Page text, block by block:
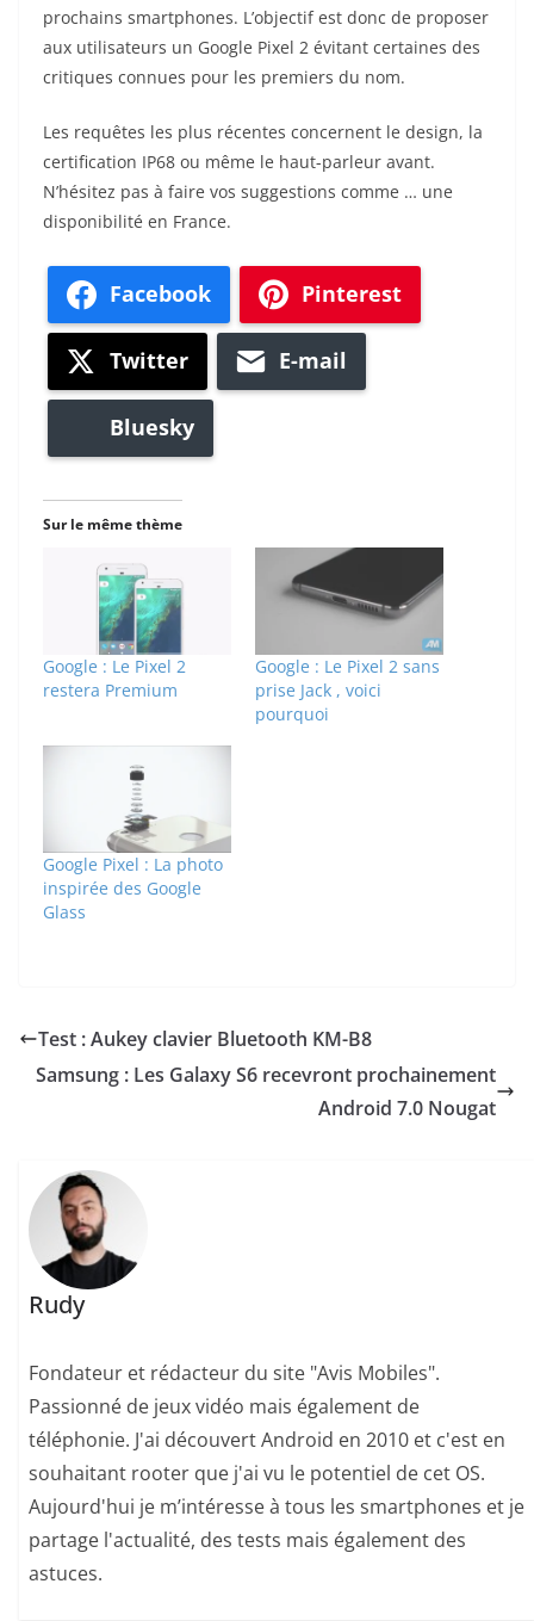
prochains smartphones. L’objectif est donc de proposer
aux utilisateurs un Google Pixel 2 évitant certaines des
critiques connues pour les premiers du nom.
Les requêtes les plus récentes concernent le design, la
certification IP68 ou même le haut-parleur avant.
N’hésitez pas à faire vos suggestions comme … une
disponibilité en France.
Facebook Pinterest
Twitter E-mail
Bluesky
Sur le même thème
Google : Le Pixel 2
restera Premium
Google : Le Pixel 2 sans
prise Jack , voici
pourquoi
Google Pixel : La photo
inspirée des Google
Glass
Test : Aukey clavier Bluetooth KM-B8
Samsung : Les Galaxy S6 recevront prochainement
Android 7.0 Nougat
Rudy
Fondateur et rédacteur du site "Avis Mobiles".
Passionné de jeux vidéo mais également de
téléphonie. J'ai découvert Android en 2010 et c'est en
souhaitant rooter que j'ai vu le potentiel de cet OS.
Aujourd'hui je m’intéresse à tous les smartphones et je
partage l'actualité, des tests mais également des
astuces.